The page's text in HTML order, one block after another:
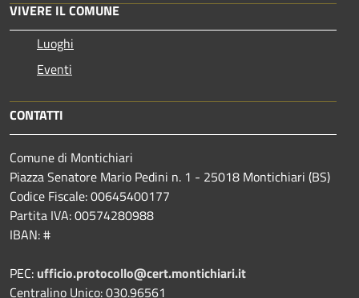
VIVERE IL COMUNE
Luoghi
Eventi
CONTATTI
Comune di Montichiari
Piazza Senatore Mario Pedini n. 1 - 25018 Montichiari (BS)
Codice Fiscale: 00645400177
Partita IVA: 00574280988
IBAN: #
PEC: ufficio.protocollo@cert.montichiari.it
Centralino Unico: 030.96561